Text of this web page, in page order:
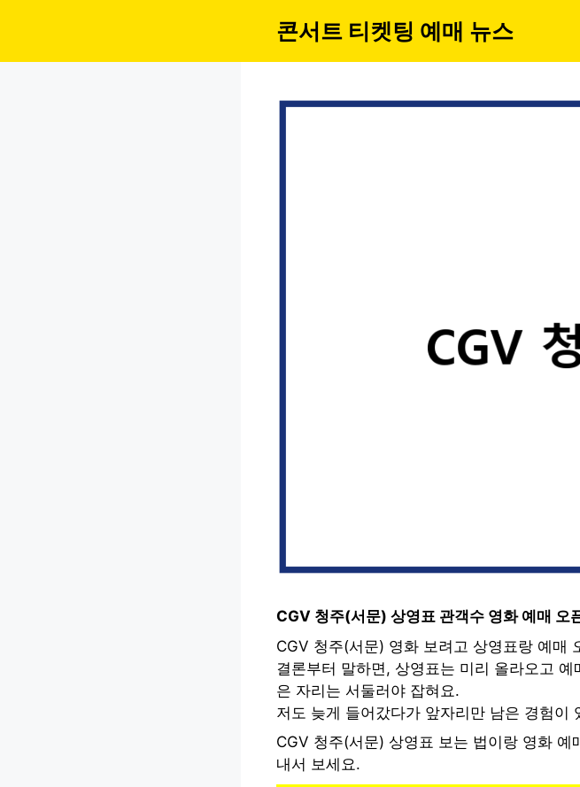
콘서트 티켓팅 예매 뉴스
CGV 청주(서문) 상영표 관객수 영화 예매 오
CGV 청주(서문) 영화 보려고 상영표랑 예매
결론부터 말하면, 상영표는 미리 올라오고
은 자리는 서둘러야 잡혀요.
저도 늦게 들어갔다가 앞자리만 남은 경험이
CGV 청주(서문) 상영표 보는 법이랑 영화
내서 보세요.